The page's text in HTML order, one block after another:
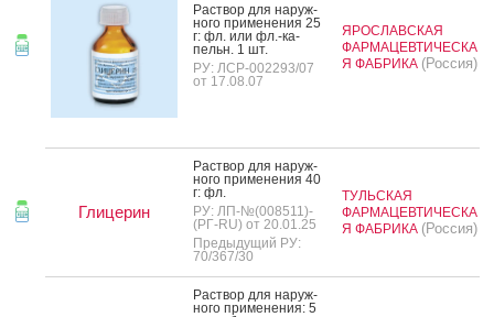
Рас­твор для на­руж­
но­го при­мене­ния 25
г: фл. или фл.-ка­
пельн. 1 шт.
РУ: ЛСР-002293/07
от 17.08.07
ЯРОСЛАВСКАЯ
ФАРМАЦЕВТИЧЕСКА
Я ФАБРИКА (Россия)
Глицерин
Рас­твор для на­руж­
но­го при­мене­ния 40
г: фл.
РУ: ЛП-№(008511)-
(РГ-RU) от 20.01.25
Предыдущий РУ:
70/367/30
ТУЛЬСКАЯ
ФАРМАЦЕВТИЧЕСКА
Я ФАБРИКА (Россия)
Рас­твор для на­руж­
но­го при­мене­ния: 5